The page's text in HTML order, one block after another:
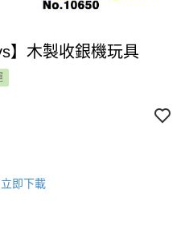
】木製收銀機玩具
立即下載